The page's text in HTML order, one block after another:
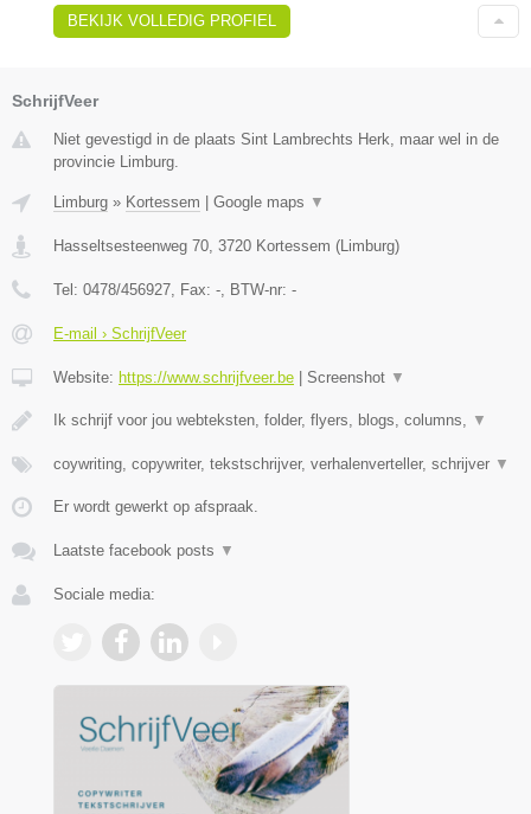
BEKIJK VOLLEDIG PROFIEL
SchrijfVeer
Niet gevestigd in de plaats Sint Lambrechts Herk, maar wel in de
provincie Limburg.
Limburg » Kortessem Google maps ▼
Hasseltsesteenweg 70 3720 Kortessem ( Limburg)
Tel: 0478/456927 , Fax: - , BTW-nr: -
E-mail › SchrijfVeer
Website: https://www.schrijfveer.be Screenshot ▼
Ik schrijf voor jou webteksten, folder, flyers, blogs, columns, ▼
coywriting, copywriter, tekstschrijver, verhalenverteller, schrijver ▼
Er wordt gewerkt op afspraak.
Laatste facebook posts ▼
Sociale media: